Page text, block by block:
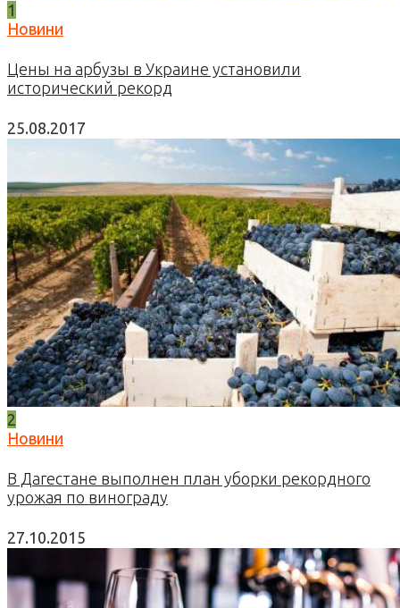
1
Новини
Цены на арбузы в Украине установили
исторический рекорд
25.08.2017
2
Новини
В Дагестане выполнен план уборки рекордного
урожая по винограду
27.10.2015